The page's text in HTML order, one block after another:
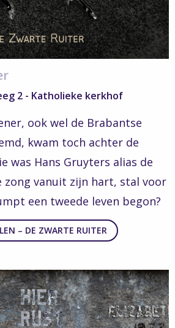
2 - Katholieke kerkhof
ook wel de Brabantse
kwam toch achter de
was Hans Gruyters alias de
zong vanuit zijn hart, stal voor
een tweede leven begon?
– DE ZWARTE RUITER